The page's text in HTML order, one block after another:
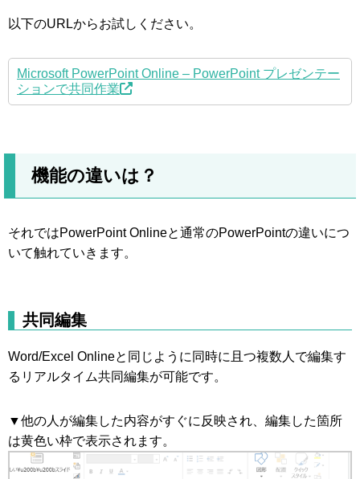
以下のURLからお試しください。
Microsoft PowerPoint Online – PowerPoint プレゼンテー
ションで共同作業
機能の違いは？
それではPowerPoint Onlineと通常のPowerPointの違いにつ
いて触れていきます。
共同編集
Word/Excel Onlineと同じように同時に且つ複数人で編集す
るリアルタイム共同編集が可能です。
▼他の人が編集した内容がすぐに反映され、編集した箇所
は黄色い枠で表示されます。